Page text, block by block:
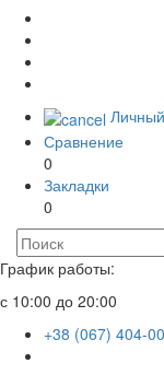
Сравнение
0
Закладки
0
График работы:
с 10:00 до 20:00
+38 (067) 404-